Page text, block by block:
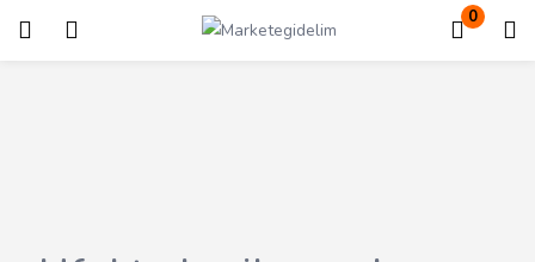
0
Giriş Kayıt ol